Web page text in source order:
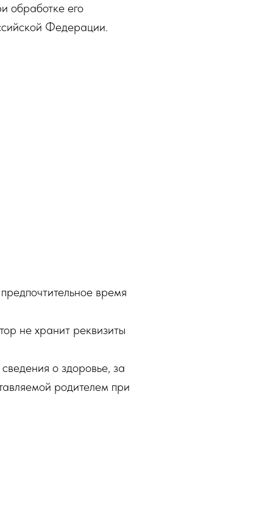
обработке его
Федерации.
время
не хранит реквизиты
о здоровье, за
родителем при